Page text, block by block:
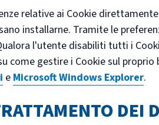
relative ai Cookie
installarne. Tramite le
l'utente disabiliti tutti i
come gestire i Cookie sul
e Microsoft Windows Explorer.
DEI